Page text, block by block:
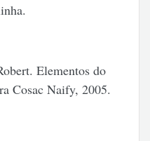
Elementos do
Cosac Naify, 2005.